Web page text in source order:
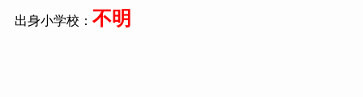
出身小学校： 不明